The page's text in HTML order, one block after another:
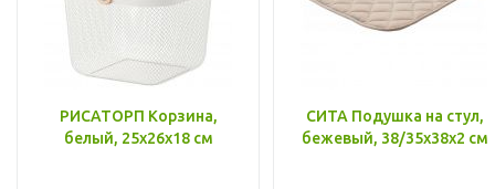
РИСАТОРП Корзина,
белый, 25x26x18 см
СИТА Подушка на стул,
бежевый, 38/35x38x2 см